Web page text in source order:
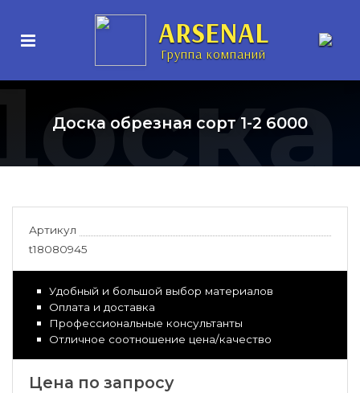
ARSENAL
Группа компаний
Доска обрезная сорт 1-2 6000
Артикул
t18080945
Удобный и большой выбор материалов
Оплата и доставка
Профессиональные консультанты
Отличное соотношение цена/качество
Цена по запросу